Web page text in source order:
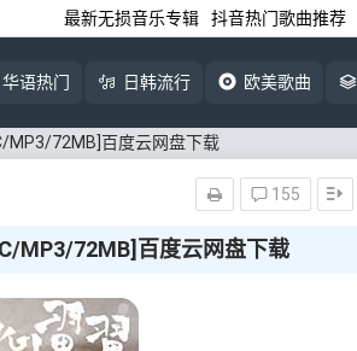
最新无损音乐专辑 抖音热门歌曲推荐
华语热门 日韩流行 欧美歌曲
MP3/72MB]百度云网盘下载
MP3/72MB]百度云网盘下载
155